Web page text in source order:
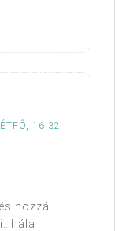
16:32
hozzá